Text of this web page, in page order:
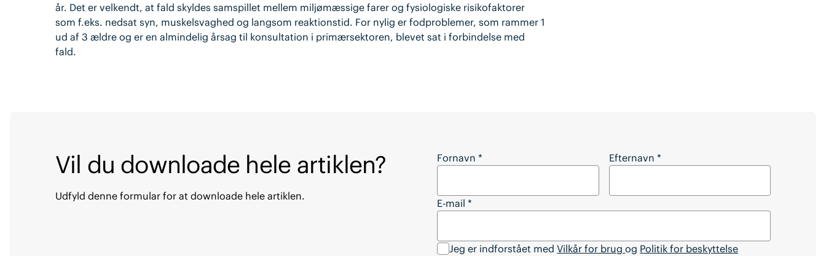
år. Det er velkendt, at fald skyldes samspillet mellem miljømæssige farer og fysiologiske risikofaktorer
som f.eks. nedsat syn, muskelsvaghed og langsom reaktionstid. For nylig er fodproblemer, som rammer 1
ud af 3 ældre og er en almindelig årsag til konsultation i primærsektoren, blevet sat i forbindelse med
fald.
Vil du downloade hele artiklen?
Udfyld denne formular for at downloade hele artiklen.
Vil du downloade hele artiklen?
Fornavn * Efternavn *
E-mail *
Jeg er indforstået medVilkår for brugog Politik for beskyttelse